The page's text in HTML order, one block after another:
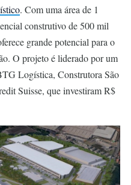
. Com uma área de 1
construtivo de 500 mil
grande potencial para o
O projeto é liderado por um
Logística, Construtora São
Suisse, que investiram R$